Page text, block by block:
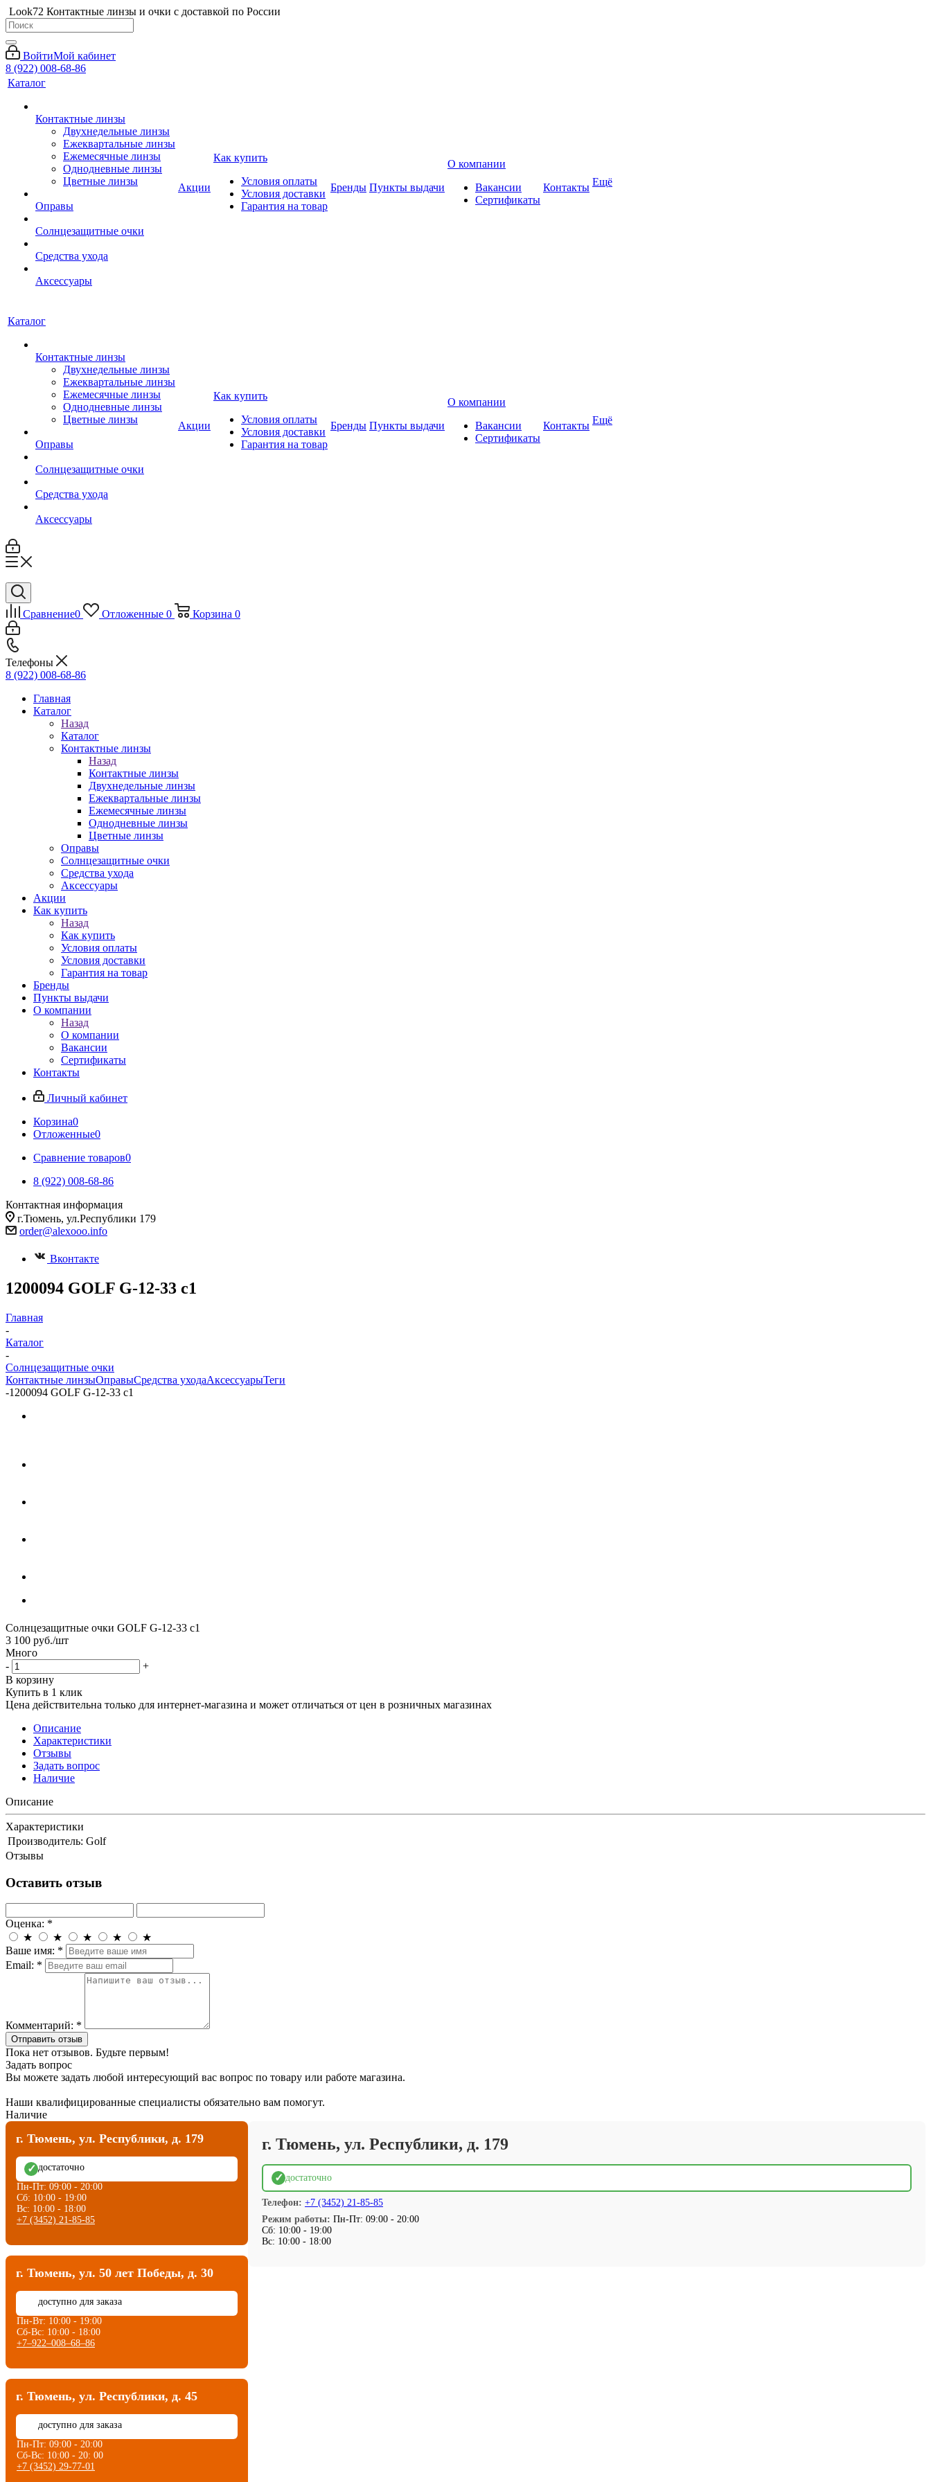
Look72 Контактные линзы и очки с доставкой по России
ВойтиМой кабинет
8 (922) 008-68-86
Каталог
Контактные линзы
Двухнедельные линзы
Ежеквартальные линзы
Ежемесячные линзы
Однодневные линзы
Цветные линзы
Оправы
Солнцезащитные очки
Средства ухода
Аксессуары
Акции
Как купить
Условия оплаты
Условия доставки
Гарантия на товар
Бренды Пункты выдачи
О компании
Вакансии
Сертификаты
Контакты Ещё
Каталог
Контактные линзы
Двухнедельные линзы
Ежеквартальные линзы
Ежемесячные линзы
Однодневные линзы
Цветные линзы
Оправы
Солнцезащитные очки
Средства ухода
Аксессуары
Акции
Как купить
Условия оплаты
Условия доставки
Гарантия на товар
Бренды Пункты выдачи
О компании
Вакансии
Сертификаты
Контакты Ещё
Сравнение0 Отложенные 0 Корзина 0
Телефоны
8 (922) 008-68-86
Главная
Каталог
Назад
Каталог
Контактные линзы
Назад
Контактные линзы
Двухнедельные линзы
Ежеквартальные линзы
Ежемесячные линзы
Однодневные линзы
Цветные линзы
Оправы
Солнцезащитные очки
Средства ухода
Аксессуары
Акции
Как купить
Назад
Как купить
Условия оплаты
Условия доставки
Гарантия на товар
Бренды
Пункты выдачи
О компании
Назад
О компании
Вакансии
Сертификаты
Контакты
Личный кабинет
Корзина0
Отложенные0
Сравнение товаров0
8 (922) 008-68-86
Контактная информация
г.Тюмень, ул.Республики 179
order@alexooo.info
Вконтакте
1200094 GOLF G-12-33 с1
Главная
-
Каталог
-
Солнцезащитные очки
Контактные линзыОправыСредства уходаАксессуарыТеги
-1200094 GOLF G-12-33 с1
Солнцезащитные очки GOLF G-12-33 с1
3 100 руб./шт
Много
-
+
В корзину
Купить в 1 клик
Цена действительна только для интернет-магазина и может отличаться от цен в розничных магазинах
Описание
Характеристики
Отзывы
Задать вопрос
Наличие
Описание
Характеристики
Производитель: Golf
Отзывы
Оставить отзыв
Оценка: *
★
★ ★ ★
★
Ваше имя: *
Email: *
Комментарий: *
Отправить отзыв
Пока нет отзывов. Будьте первым!
Задать вопрос
Вы можете задать любой интересующий вас вопрос по товару или работе магазина.
Наши квалифицированные специалисты обязательно вам помогут.
Наличие
г. Тюмень, ул. Республики, д. 179
✓ достаточно
Пн-Пт: 09:00 - 20:00
Сб: 10:00 - 19:00
Вс: 10:00 - 18:00
+7 (3452) 21-85-85
г. Тюмень, ул. 50 лет Победы, д. 30
доступно для заказа
Пн-Вт: 10:00 - 19:00
Сб-Вс: 10:00 - 18:00
+7‒922‒008‒68‒86
г. Тюмень, ул. Республики, д. 45
доступно для заказа
Пн-Пт: 09:00 - 20:00
Сб-Вс: 10:00 - 20: 00
+7 (3452) 29-77-01
г. Тюмень, ул. Республики, д. 179
✓ достаточно
Телефон: +7 (3452) 21-85-85
Режим работы: Пн-Пт: 09:00 - 20:00
Сб: 10:00 - 19:00
Вс: 10:00 - 18:00